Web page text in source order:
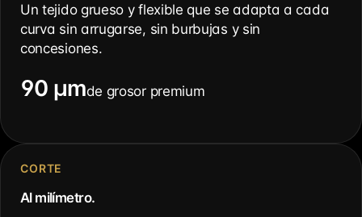
Un tejido grueso y flexible que se adapta a cada
curva sin arrugarse, sin burbujas y sin
concesiones.
90 µmde grosor premium
CORTE
Al milímetro.